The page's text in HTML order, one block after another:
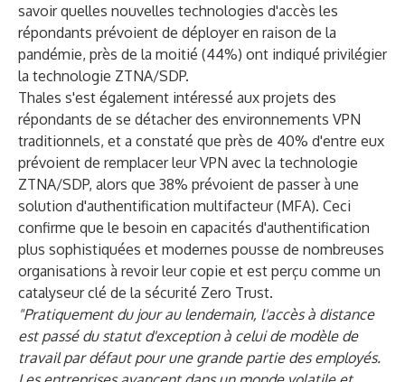
savoir quelles nouvelles technologies d'accès les
répondants prévoient de déployer en raison de la
pandémie, près de la moitié (44%) ont indiqué privilégier
la technologie ZTNA/SDP.
Thales s'est également intéressé aux projets des
répondants de se détacher des environnements VPN
traditionnels, et a constaté que près de 40% d'entre eux
prévoient de remplacer leur VPN avec la technologie
ZTNA/SDP, alors que 38% prévoient de passer à une
solution d'authentification multifacteur (MFA). Ceci
confirme que le besoin en capacités d'authentification
plus sophistiquées et modernes pousse de nombreuses
organisations à revoir leur copie et est perçu comme un
catalyseur clé de la sécurité Zero Trust.
"Pratiquement du jour au lendemain, l'accès à distance
est passé du statut d'exception à celui de modèle de
travail par défaut pour une grande partie des employés.